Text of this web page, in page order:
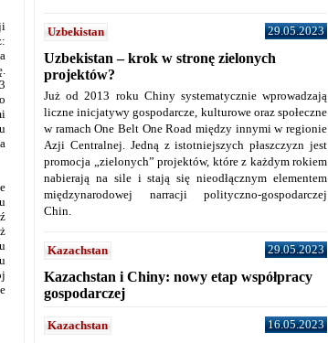
Uzbekistan 29.05.2023
Uzbekistan – krok w stronę zielonych
projektów?
Już od 2013 roku Chiny systematycznie wprowadzają
liczne inicjatywy gospodarcze, kulturowe oraz społeczne
w ramach One Belt One Road między innymi w regionie
Azji Centralnej. Jedną z istotniejszych płaszczyzn jest
promocja „zielonych” projektów, które z każdym rokiem
nabierają na sile i stają się nieodłącznym elementem
międzynarodowej narracji polityczno-gospodarczej
Chin.
Kazachstan 29.05.2023
Kazachstan i Chiny: nowy etap współpracy
gospodarczej
Kazachstan 16.05.2023